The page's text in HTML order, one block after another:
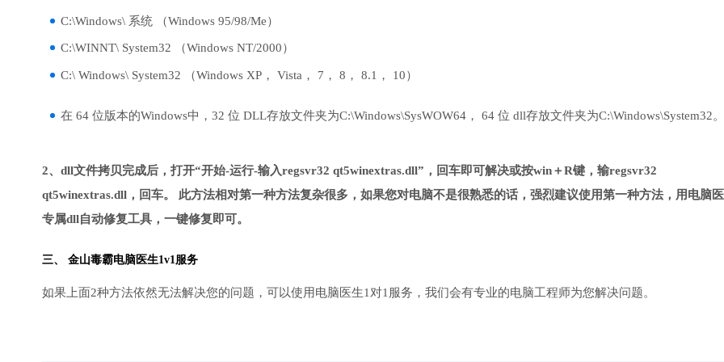
C:\Windows\ 系统 （Windows 95/98/Me）
C:\WINNT\ System32 （Windows NT/2000）
C:\ Windows\ System32 （Windows XP， Vista， 7， 8， 8.1， 10）
在 64 位版本的Windows中，32 位 DLL存放文件夹为C:\Windows\SysWOW64， 64 位 dll存放文件夹为C:\Windows\System32。
2、dll文件拷贝完成后，打开“开始-运行-输入regsvr32 qt5winextras.dll”，回车即可解决或按win＋R键，输regsvr32
qt5winextras.dll，回车。 此方法相对第一种方法复杂很多，如果您对电脑不是很熟悉的话，强烈建议使用第一种方法，用电脑
专属dll自动修复工具，一键修复即可。
三、 金山毒霸电脑医生1v1服务
如果上面2种方法依然无法解决您的问题，可以使用电脑医生1对1服务，我们会有专业的电脑工程师为您解决问题。